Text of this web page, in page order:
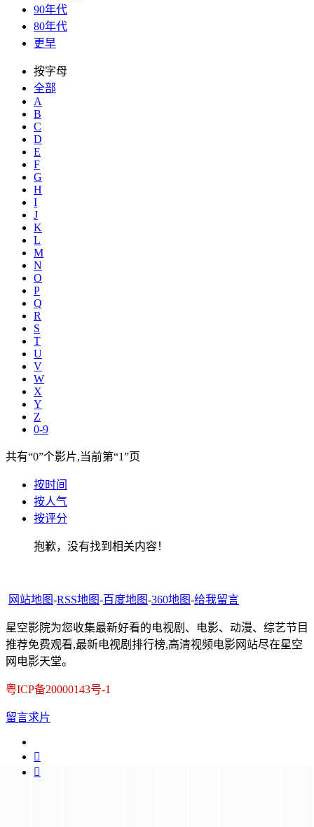
90年代
80年代
更早
按字母
全部
A
B
C
D
E
F
G
H
I
J
K
L
M
N
O
P
Q
R
S
T
U
V
W
X
Y
Z
0-9
共有“0”个影片,当前第“1”页
按时间
按人气
按评分
抱歉，没有找到相关内容！
网站地图-RSS地图-百度地图-360地图-给我留言
星空影院为您收集最新好看的电视剧、电影、动漫、综艺节目
推荐免费观看,最新电视剧排行榜,高清视频电影网站尽在星空
网电影天堂。
粤ICP备20000143号-1
留言求片

